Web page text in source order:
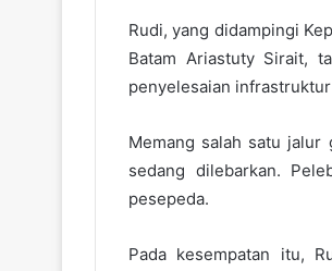
Rudi, yang didampingi
Batam Ariastuty Sirait,
penyelesaian
Memang salah satu
sedang dilebarkan.
pesepeda.
Pada kesempatan itu,